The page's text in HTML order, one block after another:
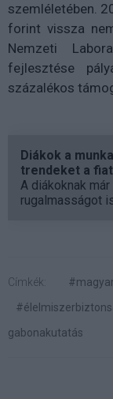
szemléletében.
forint vissza
Nemzeti
fejlesztése
százalékos
Diákok a
trendeket a
A diákoknak
rugalmasságot
Címkék:
gabonakutatás